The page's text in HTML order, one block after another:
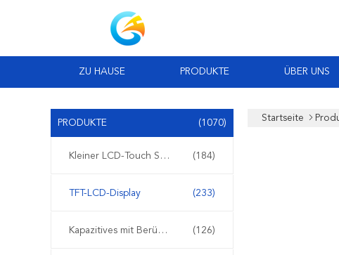
ZU HAUSE PRODUKTE ÜBER UNS
PRODUKTE (1070)
Kleiner LCD-Touch Screen (184)
TFT-LCD-Display (233)
Kapazitives mit Berührungseingabe Bildschirm TFT LCDs (126)
Startseite